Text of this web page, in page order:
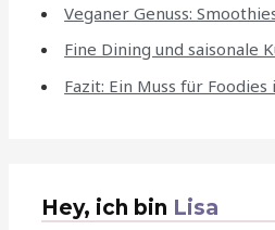
Veganer Genuss:
Fine Dining und saisonale
Fazit: Ein Muss für Foodies
Hey, ich bin Lisa